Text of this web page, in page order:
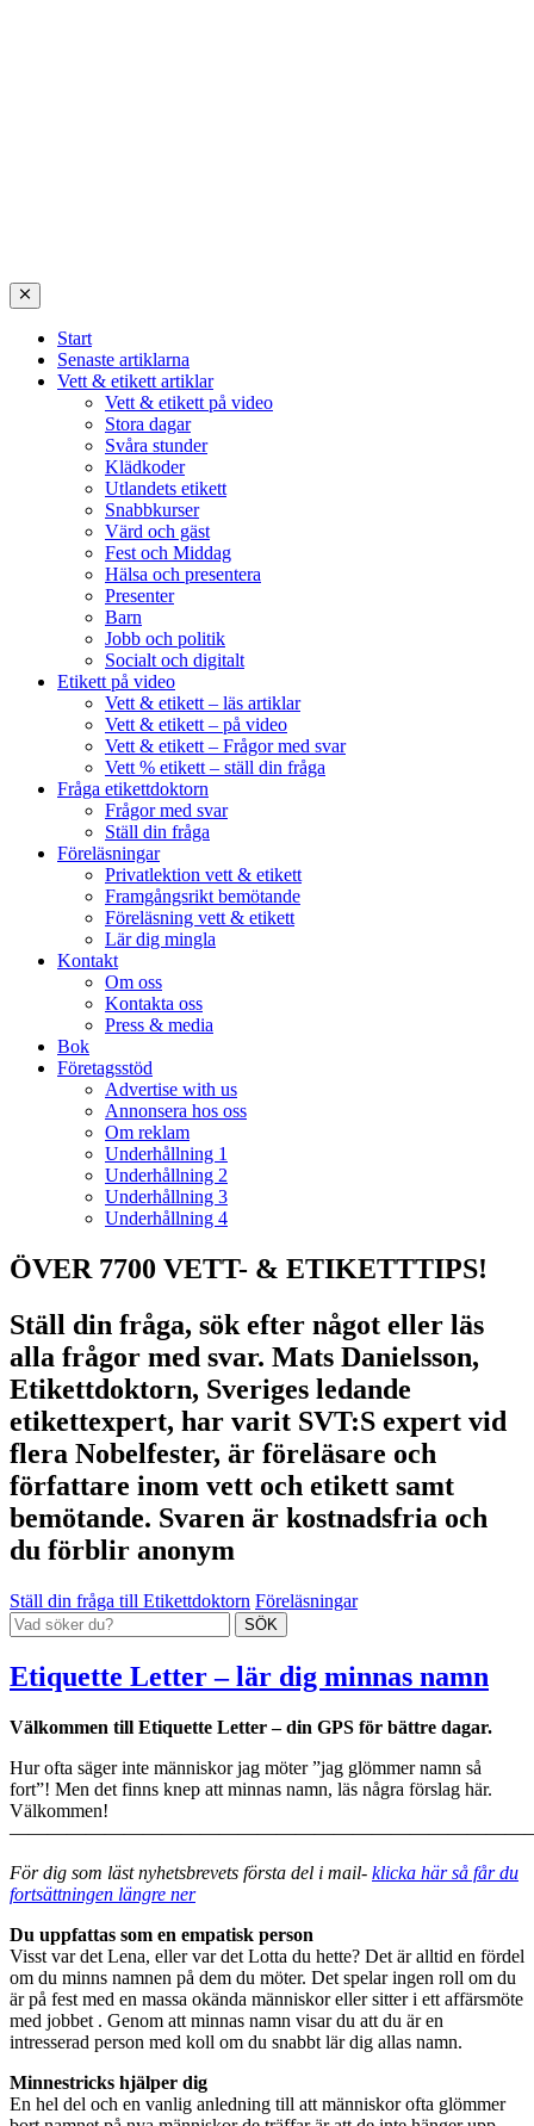
Start
Senaste artiklarna
Vett & etikett artiklar
Vett & etikett på video
Stora dagar
Svåra stunder
Klädkoder
Utlandets etikett
Snabbkurser
Värd och gäst
Fest och Middag
Hälsa och presentera
Presenter
Barn
Jobb och politik
Socialt och digitalt
Etikett på video
Vett & etikett – läs artiklar
Vett & etikett – på video
Vett & etikett – Frågor med svar
Vett % etikett – ställ din fråga
Fråga etikettdoktorn
Frågor med svar
Ställ din fråga
Föreläsningar
Privatlektion vett & etikett
Framgångsrikt bemötande
Föreläsning vett & etikett
Lär dig mingla
Kontakt
Om oss
Kontakta oss
Press & media
Bok
Företagsstöd
Advertise with us
Annonsera hos oss
Om reklam
Underhållning 1
Underhållning 2
Underhållning 3
Underhållning 4
ÖVER 7700 VETT- & ETIKETTTIPS!
Ställ din fråga, sök efter något eller läs
alla frågor med svar. Mats Danielsson,
Etikettdoktorn, Sveriges ledande
etikettexpert, har varit SVT:S expert vid
flera Nobelfester, är föreläsare och
författare inom vett och etikett samt
bemötande. Svaren är kostnadsfria och
du förblir anonym
Ställ din fråga till Etikettdoktorn Föreläsningar
Etiquette Letter – lär dig minnas namn
Välkommen till Etiquette Letter – din GPS för bättre dagar.
Hur ofta säger inte människor jag möter ”jag glömmer namn så
fort”! Men det finns knep att minnas namn, läs några förslag här.
Välkommen!
För dig som läst nyhetsbrevets första del i mail- klicka här så får du
fortsättningen längre ner
Du uppfattas som en empatisk person
Visst var det Lena, eller var det Lotta du hette? Det är alltid en fördel
om du minns namnen på dem du möter. Det spelar ingen roll om du
är på fest med en massa okända människor eller sitter i ett affärsmöte
med jobbet . Genom att minnas namn visar du att du är en
intresserad person med koll om du snabbt lär dig allas namn.
Minnestricks hjälper dig
En hel del och en vanlig anledning till att människor ofta glömmer